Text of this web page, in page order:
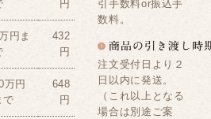
円
円ま
432
円
万円
で
648
円
引手数料or振込手
数料。
注文受付日より２
日以内に発送。
（これ以上となる
場合は別途ご案